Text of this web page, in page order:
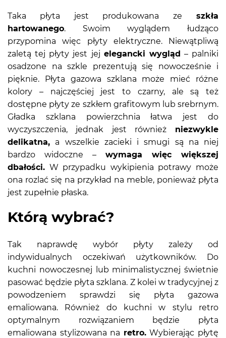
Taka płyta jest produkowana ze szkła
hartowanego. Swoim wyglądem łudząco
przypomina więc płyty elektryczne. Niewątpliwą
zaletą tej płyty jest jej elegancki wygląd – palniki
osadzone na szkle prezentują się nowocześnie i
pięknie. Płyta gazowa szklana może mieć różne
kolory – najczęściej jest to czarny, ale są też
dostępne płyty ze szkłem grafitowym lub srebrnym.
Gładka szklana powierzchnia łatwa jest do
wyczyszczenia, jednak jest równieżniezwykle
delikatna, a wszelkie zacieki i smugi są na niej
bardzo widoczne – wymaga więc większej
dbałości. W przypadku wykipienia potrawy może
ona rozlać się na przykład na meble, ponieważ płyta
jest zupełnie płaska.
Którą wybrać?
Tak naprawdę wybór płyty zależy od
indywidualnych oczekiwań użytkowników. Do
kuchni nowoczesnej lub minimalistycznej świetnie
pasować będzie płyta szklana. Z kolei w tradycyjnej z
powodzeniem sprawdzi się płyta gazowa
emaliowana. Również do kuchni w stylu retro
optymalnym rozwiązaniem będzie płyta
emaliowana stylizowana na retro.Wybierając płytę